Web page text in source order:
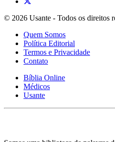
© 2026 Usante - Todos os direitos
Quem Somos
Política Editorial
Termos e Privacidade
Contato
Bíblia Online
Médicos
Usante